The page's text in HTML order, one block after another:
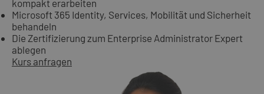
kompakt erarbeiten
Microsoft 365 Identity, Services, Mobilität und Sicherheit
behandeln
Die Zertifizierung zum Enterprise Administrator Expert
ablegen
Kurs anfragen